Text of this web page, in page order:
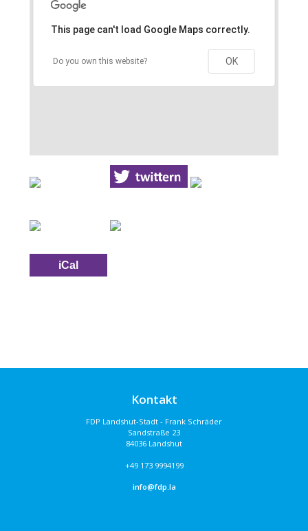
This page can't load Google Maps correctly.
Do you own this website? OK
iCal
Kontakt
FDP Landshut-Stadt - Frank Schräder
Sandstraße 23
84036 Landshut
+49 173 9994199
info@fdp.la